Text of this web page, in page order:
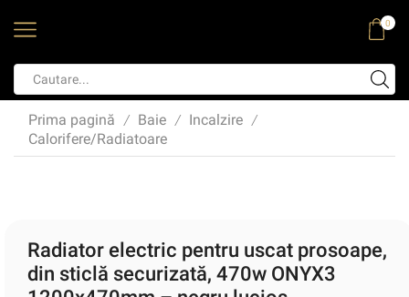
0
Prima pagină / Baie / Incalzire /
Calorifere/Radiatoare
Radiator electric pentru uscat prosoape,
din sticlă securizată, 470w ONYX3